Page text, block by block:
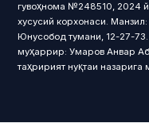
гувоҳнома №248510, 2024
хусусий корхонаси.
Юнусобод тумани, 12-27-
муҳаррир: Умаров Анвар
таҳририят нуқтаи